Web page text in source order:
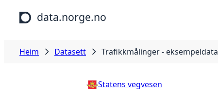
Hopp til hovudinnhald
data.norge.no
Heim Datasett Trafikkmålinger - eksempeldata
Statens vegvesen